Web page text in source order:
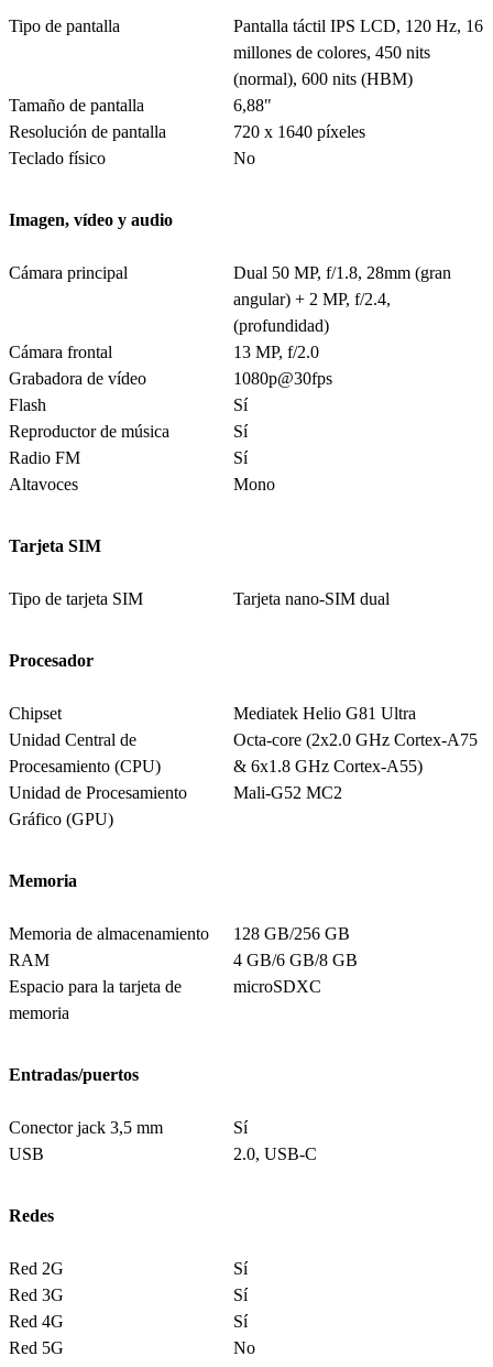
Tipo de pantalla
Pantalla táctil IPS LCD, 120 Hz, 16
millones de colores, 450 nits
(normal), 600 nits (HBM)
Tamaño de pantalla
6,88"
Resolución de pantalla
720 x 1640 píxeles
Teclado físico
No
Imagen, vídeo y audio
Cámara principal
Dual 50 MP, f/1.8, 28mm (gran
angular) + 2 MP, f/2.4,
(profundidad)
Cámara frontal
13 MP, f/2.0
Grabadora de vídeo
1080p@30fps
Flash
Sí
Reproductor de música
Sí
Radio FM
Sí
Altavoces
Mono
Tarjeta SIM
Tipo de tarjeta SIM Tarjeta nano-SIM dual
Procesador
Chipset
Mediatek Helio G81 Ultra
Unidad Central de
Procesamiento (CPU)
Octa-core (2x2.0 GHz Cortex-A75
& 6x1.8 GHz Cortex-A55)
Unidad de Procesamiento
Gráfico (GPU)
Mali-G52 MC2
Memoria
Memoria de almacenamiento
128 GB/256 GB
RAM
4 GB/6 GB/8 GB
Espacio para la tarjeta de
memoria
microSDXC
Entradas/puertos
Conector jack 3,5 mm
Sí
USB
2.0, USB-C
Redes
Red 2G
Sí
Red 3G
Sí
Red 4G
Sí
Red 5G
No